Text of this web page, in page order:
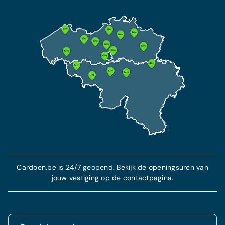
Omnium verzekering
Vanaf 69 €/maand
Deze verzekering bevat een BA verzekering en
beschermt je in geval van diefstal en ongeval.
Meer info
Cardoen.be is 24/7 geopend. Bekijk de openingsuren van
jouw vestiging op de contactpagina.